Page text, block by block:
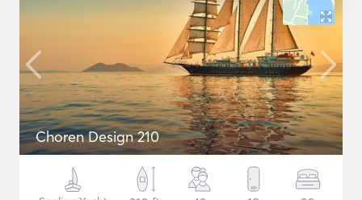
Choren Design 210